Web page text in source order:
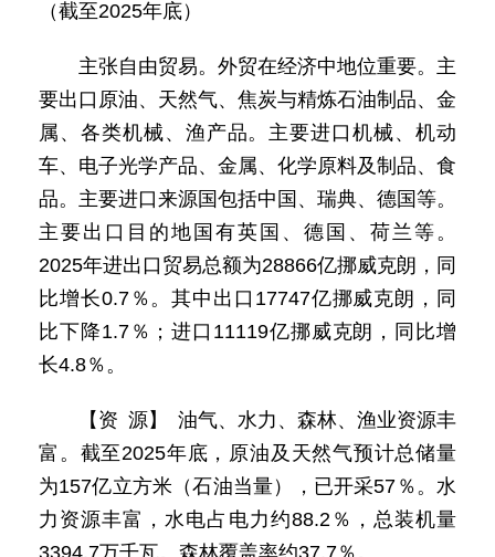
（截至2025年底）
主张自由贸易。外贸在经济中地位重要。主
要出口原油、天然气、焦炭与精炼石油制品、金
属、各类机械、渔产品。主要进口机械、机动
车、电子光学产品、金属、化学原料及制品、食
品。主要进口来源国包括中国、瑞典、德国等。
主要出口目的地国有英国、德国、荷兰等。
2025年进出口贸易总额为28866亿挪威克朗，同
比增长0.7％。其中出口17747亿挪威克朗，同
比下降1.7％；进口11119亿挪威克朗，同比增
长4.8％。
【资 源】 油气、水力、森林、渔业资源丰
富。截至2025年底，原油及天然气预计总储量
为157亿立方米（石油当量），已开采57％。水
力资源丰富，水电占电力约88.2％，总装机量
3394.7万千瓦。森林覆盖率约37.7％。